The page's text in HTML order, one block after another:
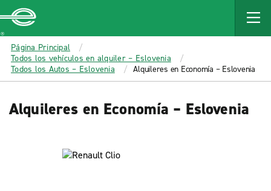
MAIN
CONTENT
Enterprise
Página Principal
Todos los vehículos en alquiler – Eslovenia
Todos los Autos – Eslovenia
Alquileres en Economía – Eslovenia
Alquileres en Economía – Eslovenia